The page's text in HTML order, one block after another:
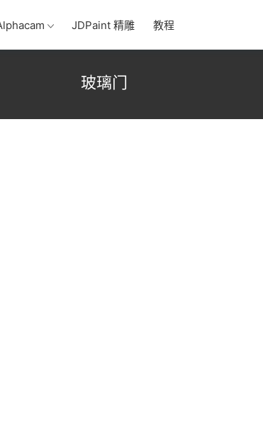
JDPaint 精雕 教程
玻璃门